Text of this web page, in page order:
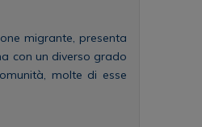
migrante, presenta
con un diverso grado
molte di esse